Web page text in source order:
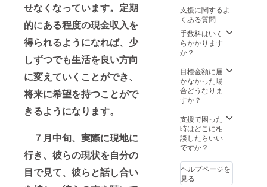
せなくなっています。定期
的にある程度の現金収入を
得られるようになれば、少
しずつでも生活を良い方向
に変えていくことができ、
将来に希望を持つことがで
きるようになります。
７月中旬、実際に現地に
行き、彼らの現状を自分の
目で見て、彼らと話し合い
キラを
運転す
る当番
は僕だ
よ
のよう
に愛着
を込め
て、車
呼ぶよ
うにし
ます。
支援に関するよ
くある質問
手数料はいく
らかかります
か？
目標金額に届
かなかった場
合どうなりま
すか？
支援で困った
時はどこに相
談したらいい
ですか？
ヘルプページを
見る